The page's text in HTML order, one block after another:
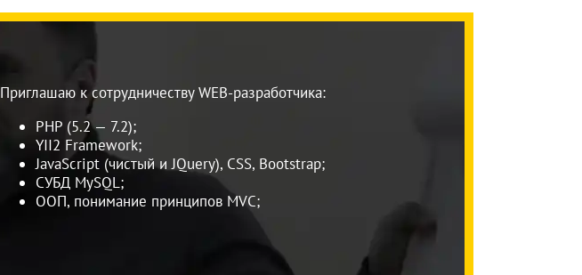
Приглашаю к сотрудничеству WEB-разработчика:
PHP (5.2 — 7.2);
YII2 Framework;
JavaScript (чистый и JQuery), CSS, Bootstrap;
СУБД МуSQL;
ООП, понимание принципов MVC;